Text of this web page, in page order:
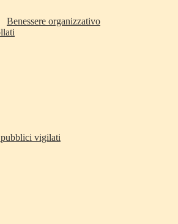
Benessere organizzativo
vigilati